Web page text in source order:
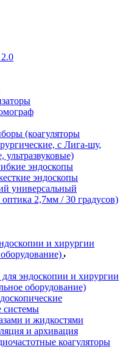
(коагуляторы
с Лига-шу,
ультразвуковые)
эндоскопы
эндоскопы
универсальный
2,7мм / 30 градусов)
и хирургии
эндоскопии и хирургии
оборудование)
и жидкостями
и архивация
коагуляторы